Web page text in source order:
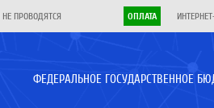
НЕ ПРОВОДЯТСЯ ОПЛАТА
ФЕДЕРАЛЬНОЕ ГОСУДАРСТВЕННОЕ